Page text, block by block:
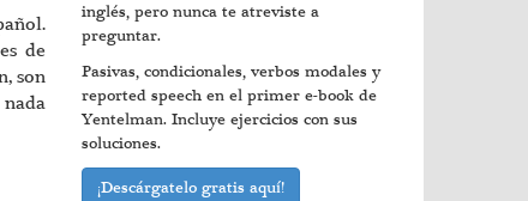
de
son
inglés, pero nunca te atreviste a
preguntar.
Pasivas, condicionales, verbos modales y
reported speech en el primer e-book de
Yentelman. Incluye ejercicios con sus
soluciones.
¡Descárgatelo gratis aquí!